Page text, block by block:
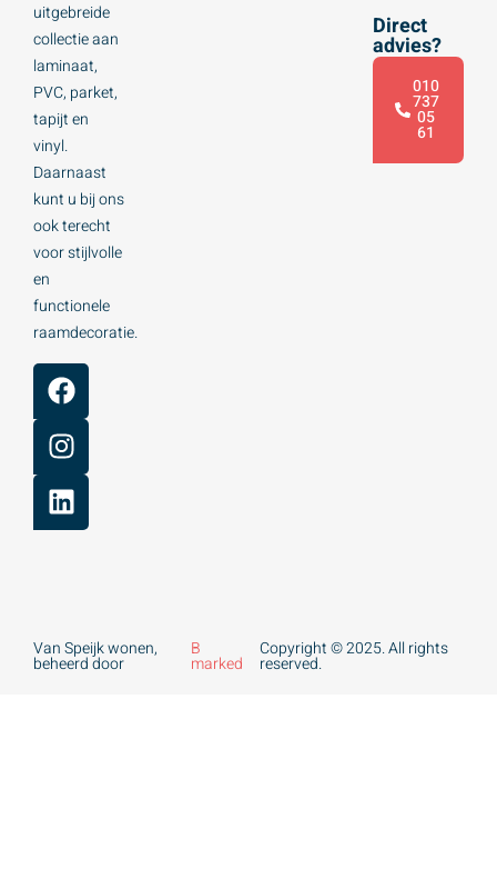
uitgebreide
collectie aan
laminaat,
PVC, parket,
tapijt en
vinyl.
Daarnaast
kunt u bij ons
ook terecht
voor stijlvolle
en
functionele
raamdecoratie.
Direct
advies?
010
737
05
61
Van Speijk wonen,
beheerd door
B
marked
Copyright © 2025. All rights
reserved.